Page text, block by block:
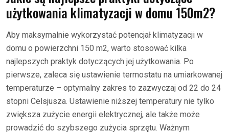
użytkowania klimatyzacji w domu 150m2?
Aby maksymalnie wykorzystać potencjał klimatyzacji w
domu o powierzchni 150 m2, warto stosować kilka
najlepszych praktyk dotyczących jej użytkowania. Po
pierwsze, zaleca się ustawienie termostatu na umiarkowanej
temperaturze – optymalny zakres to zazwyczaj od 22 do 24
stopni Celsjusza. Ustawienie niższej temperatury nie tylko
zwiększa zużycie energii elektrycznej, ale także może
prowadzić do szybszego zużycia sprzętu. Ważnym